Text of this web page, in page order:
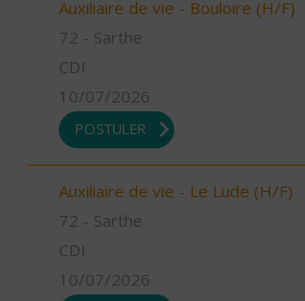
Auxiliaire de vie - Bouloire (H/F)
72 - Sarthe
CDI
10/07/2026
POSTULER
Auxiliaire de vie - Le Lude (H/F)
72 - Sarthe
CDI
10/07/2026